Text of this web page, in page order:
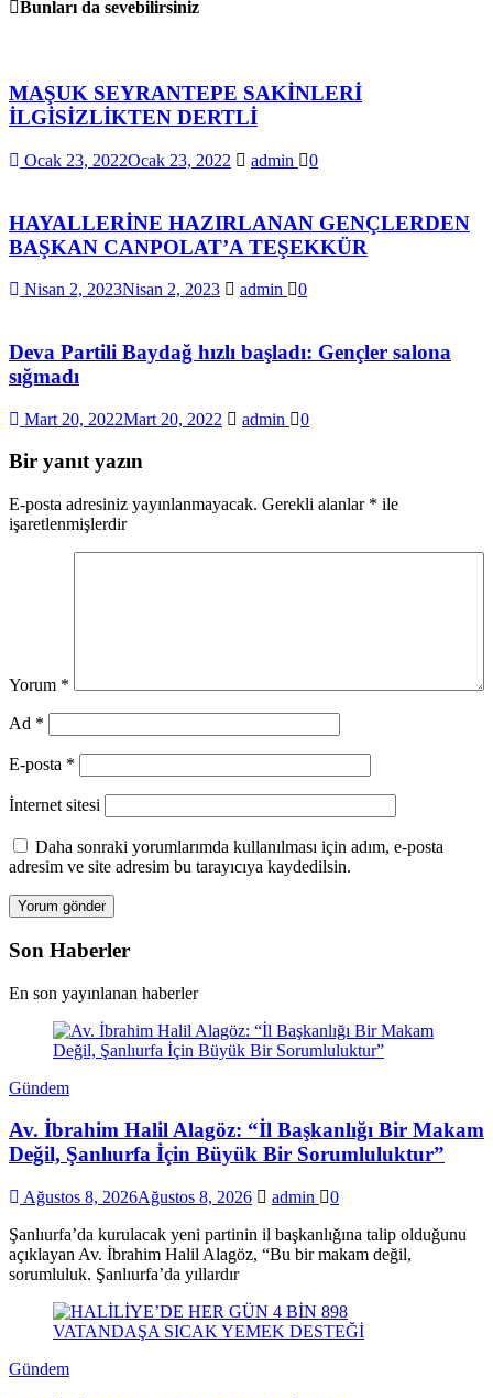
Bunları da sevebilirsiniz
MAŞUK SEYRANTEPE SAKİNLERİ
İLGİSİZLİKTEN DERTLİ
Ocak 23, 2022Ocak 23, 2022 admin 0
HAYALLERİNE HAZIRLANAN GENÇLERDEN
BAŞKAN CANPOLAT’A TEŞEKKÜR
Nisan 2, 2023Nisan 2, 2023 admin 0
Deva Partili Baydağ hızlı başladı: Gençler salona
sığmadı
Mart 20, 2022Mart 20, 2022 admin 0
Bir yanıt yazın
E-posta adresiniz yayınlanmayacak. Gerekli alanlar * ile
işaretlenmişlerdir
Yorum *
Ad *
E-posta *
İnternet sitesi
Daha sonraki yorumlarımda kullanılması için adım, e-posta
adresim ve site adresim bu tarayıcıya kaydedilsin.
Son Haberler
En son yayınlanan haberler
Gündem
Av. İbrahim Halil Alagöz: “İl Başkanlığı Bir Makam
Değil, Şanlıurfa İçin Büyük Bir Sorumluluktur”
Ağustos 8, 2026Ağustos 8, 2026 admin
0
Şanlıurfa’da kurulacak yeni partinin il başkanlığına talip olduğunu
açıklayan Av. İbrahim Halil Alagöz, “Bu bir makam değil,
sorumluluk. Şanlıurfa’da yıllardır
Gündem